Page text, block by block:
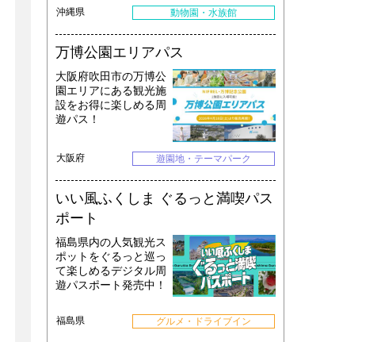
沖縄県 動物園・水族館
万博公園エリアパス
大阪府吹田市の万博公
園エリアにある観光施
設をお得に楽しめる周
遊パス！
大阪府 遊園地・テーマパーク
いい風ふくしま ぐるっと満喫パス
ポート
福島県内の人気観光ス
ポットをぐるっと巡っ
て楽しめるデジタル周
遊パスポート発売中！
福島県 グルメ・ドライブイン